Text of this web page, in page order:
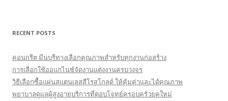
RECENT POSTS
คอนกรีต มีนบุรีทางเลือกคุณภาพสำหรับทุกงานก่อสร้าง
การเลือกใช้ออแกไนซ์จัดงานแต่งงานครบวงจร
วิธีเลือกซื้อแผ่นสแตนเลสสีโรสโกลด์ ให้คุ้มค่าและได้คุณภาพ
พยาบาลดูแลผู้สูงอายุบริการที่ตอบโจทย์ครอบครัวยุคใหม่